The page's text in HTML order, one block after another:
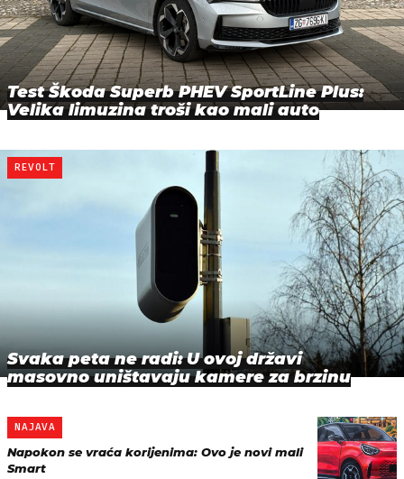
Test Škoda Superb PHEV SportLine Plus:
Velika limuzina troši kao mali auto
REVOLT
Svaka peta ne radi: U ovoj državi
masovno uništavaju kamere za brzinu
NAJAVA
Napokon se vraća korijenima: Ovo je novi mali
Smart